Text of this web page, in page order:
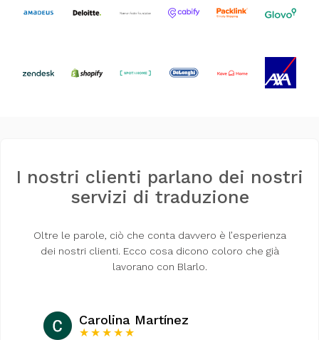
I nostri clienti parlano dei nostri
servizi di traduzione
Oltre le parole, ciò che conta davvero è l’esperienza
dei nostri clienti. Ecco cosa dicono coloro che già
lavorano con Blarlo.
Carolina Martínez
★★★★★